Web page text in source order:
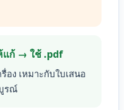
แก้ → ใช้ .pdf
อง เหมาะกับใบเสนอ
รณ์